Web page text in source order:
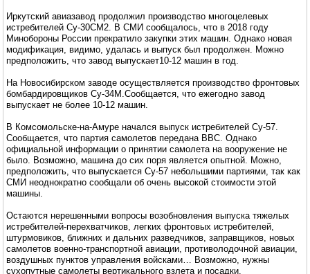
Иркутский авиазавод продолжил производство многоцелевых
истребителей Су-30СМ2. В СМИ сообщалось, что в 2018 году
Минобороны России прекратило закупки этих машин. Однако новая
модификация, видимо, удалась и выпуск был продолжен. Можно
предположить, что завод выпускает10-12 машин в год.
На Новосибирском заводе осуществляется производство фронтовых
бомбардировщиков Су-34М.Сообщается, что ежегодно завод
выпускает не более 10-12 машин.
В Комсомольске-на-Амуре начался выпуск истребителей Су-57.
Сообщается, что партия самолетов передана ВВС. Однако
официальной информации о принятии самолета на вооружение не
было. Возможно, машина до сих поря является опытной. Можно,
предположить, что выпускается Су-57 небольшими партиями, так как
СМИ неоднократно сообщали об очень высокой стоимости этой
машины.
Остаются нерешенными вопросы возобновления выпуска тяжелых
истребителей-перехватчиков, легких фронтовых истребителей,
штурмовиков, ближних и дальних разведчиков, заправщиков, новых
самолетов военно-транспортной авиации, противолодочной авиации,
воздушных пунктов управления войсками… Возможно, нужны
сухопутные самолеты вертикального взлета и посадки.